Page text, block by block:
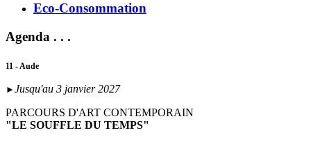
Eco-Consommation
Agenda . . .
11 - Aude
► Jusqu'au 3 janvier 2027
PARCOURS D'ART CONTEMPORAIN
"LE SOUFFLE DU TEMPS"